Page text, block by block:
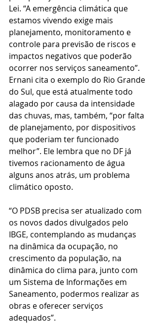
Lei. “A emergência climática que
estamos vivendo exige mais
planejamento, monitoramento e
controle para previsão de riscos e
impactos negativos que poderão
ocorrer nos serviços saneamento”.
Ernani cita o exemplo do Rio Grande
do Sul, que está atualmente todo
alagado por causa da intensidade
das chuvas, mas, também, “por falta
de planejamento, por dispositivos
que poderiam ter funcionado
melhor”. Ele lembra que no DF já
tivemos racionamento de água
alguns anos atrás, um problema
climático oposto.
“O PDSB precisa ser atualizado com
os novos dados divulgados pelo
IBGE, contemplando as mudanças
na dinâmica da ocupação, no
crescimento da população, na
dinâmica do clima para, junto com
um Sistema de Informações em
Saneamento, podermos realizar as
obras e oferecer serviços
adequados”.